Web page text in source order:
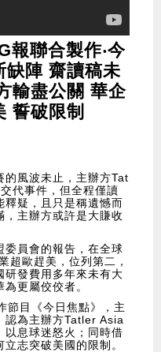
報聯合製作‧今
缺陣 齋讀稿未
輸盡公關 華企
誓破限制
的風波未止，主辦方Tat
代事件，但全程僅讀
釋疑，且只是稱遺憾而
主辦方或許是大賺收
委員會的報告，在全球
超歐趕美，位列第二，
研發費用多年來未有大
更屬佼佼者。
節目《今日焦點》，主
認為主辦方Tatler Asia
以息球迷怒火；同時借
志突破美國的限制。